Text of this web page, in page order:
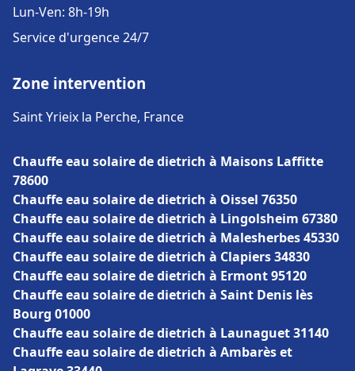
Lun-Ven: 8h-19h
Service d'urgence 24/7
Zone intervention
Saint Yrieix la Perche, France
Chauffe eau solaire de dietrich à Maisons Laffitte
78600
Chauffe eau solaire de dietrich à Oissel 76350
Chauffe eau solaire de dietrich à Lingolsheim 67380
Chauffe eau solaire de dietrich à Malesherbes 45330
Chauffe eau solaire de dietrich à Clapiers 34830
Chauffe eau solaire de dietrich à Ermont 95120
Chauffe eau solaire de dietrich à Saint Denis lès
Bourg 01000
Chauffe eau solaire de dietrich à Launaguet 31140
Chauffe eau solaire de dietrich à Ambarès et